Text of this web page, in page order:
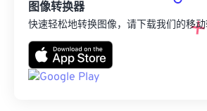
图像转换器
快速轻松地转换图像，请下载我们的移动